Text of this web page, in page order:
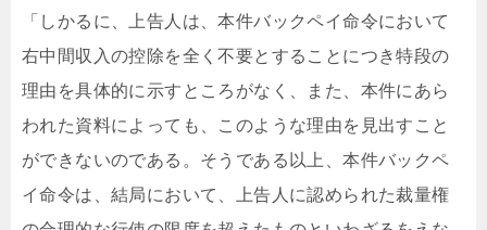
「しかるに、上告人は、本件バックペイ命令において
右中間収入の控除を全く不要とすることにつき特段の
理由を具体的に示すところがなく、また、本件にあら
われた資料によっても、このような理由を見出すこと
ができないのである。そうである以上、本件バックペ
イ命令は、結局において、上告人に認められた裁量権